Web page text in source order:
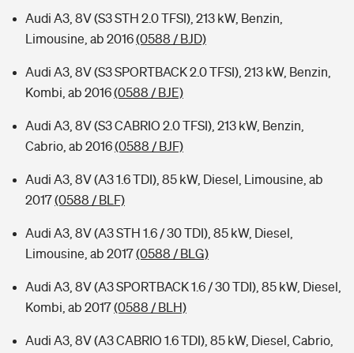
Audi A3, 8V (S3 STH 2.0 TFSI), 213 kW, Benzin,
Limousine, ab 2016(0588 / BJD)
Audi A3, 8V (S3 SPORTBACK 2.0 TFSI), 213 kW, Benzin,
Kombi, ab 2016(0588 / BJE)
Audi A3, 8V (S3 CABRIO 2.0 TFSI), 213 kW, Benzin,
Cabrio, ab 2016(0588 / BJF)
Audi A3, 8V (A3 1.6 TDI), 85 kW, Diesel, Limousine, ab
2017(0588 / BLF)
Audi A3, 8V (A3 STH 1.6 / 30 TDI), 85 kW, Diesel,
Limousine, ab 2017(0588 / BLG)
Audi A3, 8V (A3 SPORTBACK 1.6 / 30 TDI), 85 kW, Diesel,
Kombi, ab 2017(0588 / BLH)
Audi A3, 8V (A3 CABRIO 1.6 TDI), 85 kW, Diesel, Cabrio,